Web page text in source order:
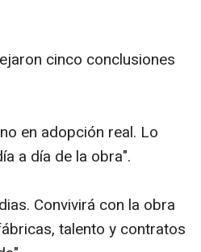
cinco conclusiones
en adopción real. Lo
a día de la obra".
Convivirá con la obra
talento y contratos